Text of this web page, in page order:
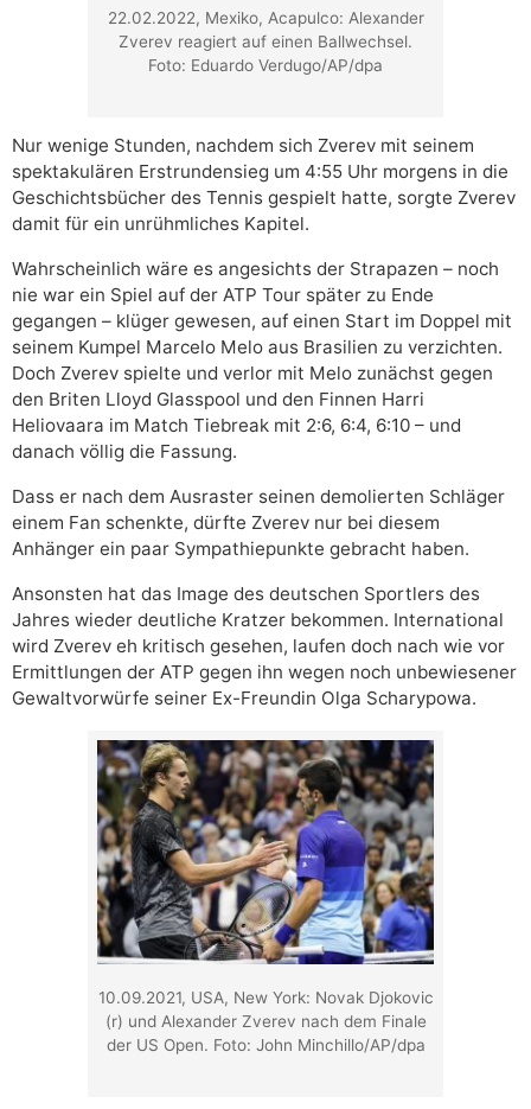
22.02.2022, Mexiko, Acapulco: Alexander
Zverev reagiert auf einen Ballwechsel.
Foto: Eduardo Verdugo/AP/dpa
Nur wenige Stunden, nachdem sich Zverev mit seinem
spektakulären Erstrundensieg um 4:55 Uhr morgens in die
Geschichtsbücher des Tennis gespielt hatte, sorgte Zverev
damit für ein unrühmliches Kapitel.
Wahrscheinlich wäre es angesichts der Strapazen – noch
nie war ein Spiel auf der ATP Tour später zu Ende
gegangen – klüger gewesen, auf einen Start im Doppel mit
seinem Kumpel Marcelo Melo aus Brasilien zu verzichten.
Doch Zverev spielte und verlor mit Melo zunächst gegen
den Briten Lloyd Glasspool und den Finnen Harri
Heliovaara im Match Tiebreak mit 2:6, 6:4, 6:10 – und
danach völlig die Fassung.
Dass er nach dem Ausraster seinen demolierten Schläger
einem Fan schenkte, dürfte Zverev nur bei diesem
Anhänger ein paar Sympathiepunkte gebracht haben.
Ansonsten hat das Image des deutschen Sportlers des
Jahres wieder deutliche Kratzer bekommen. International
wird Zverev eh kritisch gesehen, laufen doch nach wie vor
Ermittlungen der ATP gegen ihn wegen noch unbewiesener
Gewaltvorwürfe seiner Ex-Freundin Olga Scharypowa.
10.09.2021, USA, New York: Novak Djokovic
(r) und Alexander Zverev nach dem Finale
der US Open. Foto: John Minchillo/AP/dpa